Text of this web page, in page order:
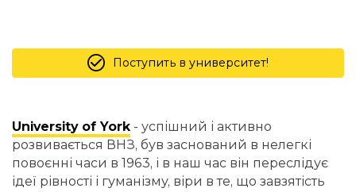
Поступить в университет!
University of York - успішний і активно
розвивається ВНЗ, був заснований в нелегкі
повоєнні часи в 1963, і в наш час він переслідує
ідеї рівності і гуманізму, віри в те, що завзятість